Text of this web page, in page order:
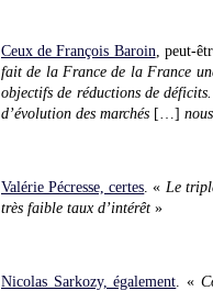
Ceux de François Baroin , peut-
fait de la France de la France
objectifs de réductions de
d’évolution des marchés […]
Valérie Pécresse, certes . « Le
très faible taux d’intérêt »
Nicolas Sarkozy, également . «